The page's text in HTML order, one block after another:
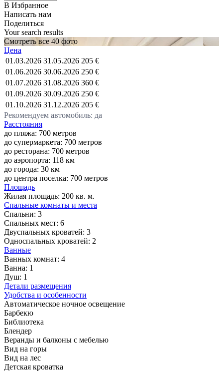
В Избранное
Написать нам
Поделиться
Your search results
Смотреть все 40 фото
Цена
01.03.2026 31.05.2026 205 €
01.06.2026 30.06.2026 250 €
01.07.2026 31.08.2026 360 €
01.09.2026 30.09.2026 250 €
01.10.2026 31.12.2026 205 €
Рекомендуем автомобиль: да
Расстояния
до пляжа: 700 метров
до супермаркета: 700 метров
до ресторана: 700 метров
до аэропорта: 118 км
до города: 30 км
до центра поселка: 700 метров
Площадь
Жилая площадь: 200 кв. м.
Спальные комнаты и места
Спальни: 3
Спальных мест: 6
Двуспальных кроватей: 3
Односпальных кроватей: 2
Ванные
Ванных комнат: 4
Ванна: 1
Душ: 1
Детали размещения
Удобства и особенности
Автоматическое ночное освещение
Барбекю
Библиотека
Блендер
Веранды и балконы с мебелью
Вид на горы
Вид на лес
Детская кроватка